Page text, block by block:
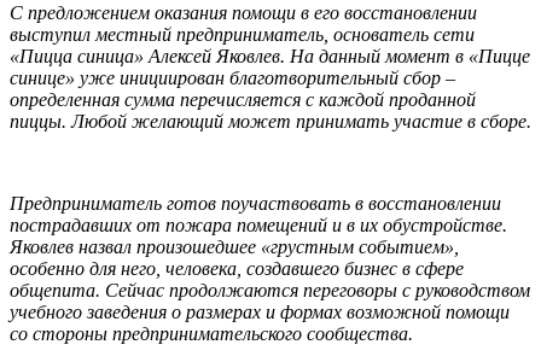
С предложением оказания помощи в его восстановлении
выступил местный предприниматель, основатель сети
«Пицца синица» Алексей Яковлев. На данный момент в «Пицце
синице» уже инициирован благотворительный сбор –
определенная сумма перечисляется с каждой проданной
пиццы. Любой желающий может принимать участие в сборе.
Предприниматель готов поучаствовать в восстановлении
пострадавших от пожара помещений и в их обустройстве.
Яковлев назвал произошедшее «грустным событием»,
особенно для него, человека, создавшего бизнес в сфере
общепита. Сейчас продолжаются переговоры с руководством
учебного заведения о размерах и формах возможной помощи
со стороны предпринимательского сообщества.